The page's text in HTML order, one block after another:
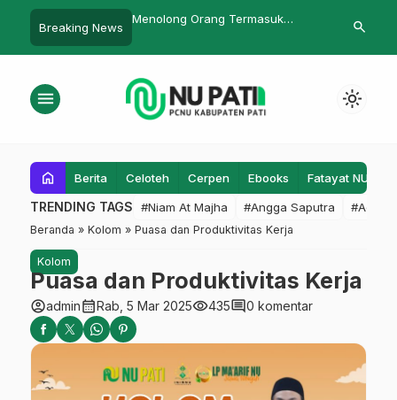
Breaking News
Santri Pesat Temanggung Diajak
Pj Bupati
search
menu light_mode
home Berita Celoteh Cerpen Ebooks Fatayat NU
TRENDING TAGS #Niam At Majha #Angga Saputra #Admin
Beranda » Kolom » Puasa dan Produktivitas Kerja
Kolom
Puasa dan Produktivitas Kerja
account_circleadmincalendar_monthRab, 5 Mar 2025visibility435comment0 komentar